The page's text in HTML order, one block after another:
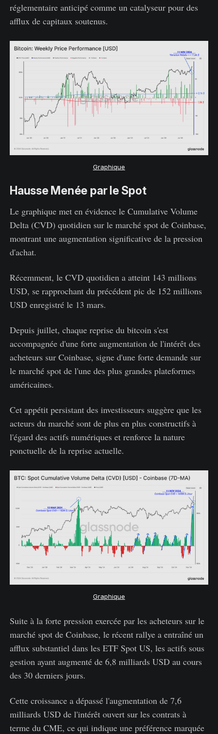
réglementaire anticipé comme un catalyseur pour des
afflux de capitaux soutenus.
Graphique
Hausse Menée par le Spot
Le graphique met en évidence le Cumulative Volume
Delta (CVD) quotidien sur le marché spot de Coinbase,
montrant une augmentation significative de la pression
d'achat.
Récemment, le CVD quotidien a atteint 143 millions
USD, se rapprochant du précédent pic de 152 millions
USD enregistré le 13 mars.
Depuis juillet, chaque reprise du bitcoin s'est
accompagnée d'une forte augmentation de l'intérêt des
acheteurs sur Coinbase, signe d'une forte demande sur
le marché spot de l'une des plus grandes plateformes
américaines.
Cet appétit persistant des investisseurs suggère que les
acteurs du marché sont de plus en plus constructifs à
l'égard des actifs numériques et renforce la nature
ponctuelle de la reprise actuelle.
Graphique
Suite à la forte pression exercée par les acheteurs sur le
marché spot de Coinbase, le récent rallye a entraîné un
afflux substantiel dans les ETF Spot US, les actifs sous
gestion ayant augmenté de 6,8 milliards USD au cours
des 30 derniers jours.
Cette croissance a dépassé l'augmentation de 7,6
milliards USD de l'intérêt ouvert sur les contrats à
terme du CME, ce qui indique une préférence marquée